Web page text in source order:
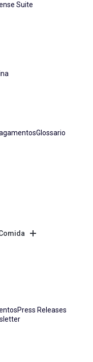
Suite
Glossario
Press Releases